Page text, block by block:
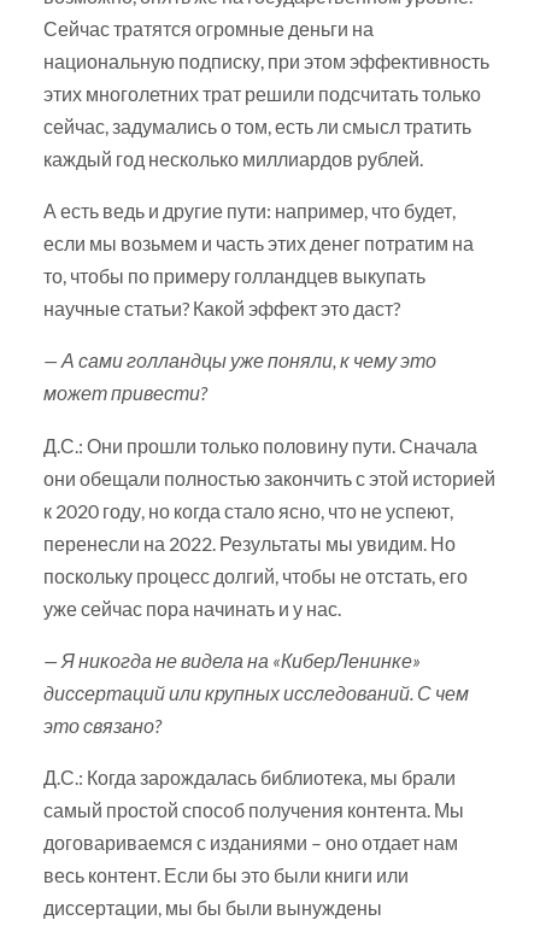
Сейчас тратятся огромные деньги на
национальную подписку, при этом эффективность
этих многолетних трат решили подсчитать только
сейчас, задумались о том, есть ли смысл тратить
каждый год несколько миллиардов рублей.
А есть ведь и другие пути: например, что будет,
если мы возьмем и часть этих денег потратим на
то, чтобы по примеру голландцев выкупать
научные статьи? Какой эффект это даст?
— А сами голландцы уже поняли, к чему это
может привести?
Д.С.: Они прошли только половину пути. Сначала
они обещали полностью закончить с этой историей
к 2020 году, но когда стало ясно, что не успеют,
перенесли на 2022. Результаты мы увидим. Но
поскольку процесс долгий, чтобы не отстать, его
уже сейчас пора начинать и у нас.
— Я никогда не видела на «КиберЛенинке»
диссертаций или крупных исследований. С чем
это связано?
Д.С.: Когда зарождалась библиотека, мы брали
самый простой способ получения контента. Мы
договариваемся с изданиями – оно отдает нам
весь контент. Если бы это были книги или
диссертации, мы бы были вынуждены